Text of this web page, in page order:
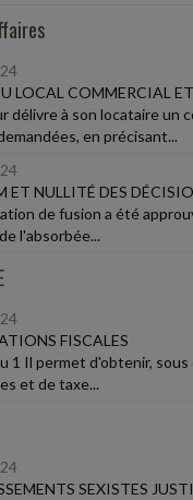
LOCAL COMMERCIAL
délivre à son locataire un
en précisant...
ET NULLITÉ DES
de fusion a été
l'absorbée...
FISCALES
1 Il permet d'obtenir,
et de taxe...
SEXISTES